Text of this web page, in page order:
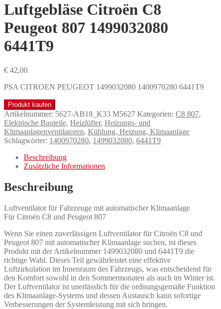
Luftgebläse Citroën C8
Peugeot 807 1499032080
6441T9
€ 42,00
PSA CITROEN PEUGEOT 1499032080 1400970280 6441T9
Produkt kaufen
Artikelnummer: 5627-AB18_K33 M5627 Kategorien: C8 807,
Elektrische Bauteile, Heizlüfter, Heizungs- und
Klimaanlagenventilatoren, Kühlung, Heizung, Klimaanlage
Schlagwörter: 1400970280, 1499032080, 6441T9
Beschreibung
Zusätzliche Informationen
Beschreibung
Luftventilator für Fahrzeuge mit automatischer Klimaanlage
Für Citroën C8 und Peugeot 807
Wenn Sie einen zuverlässigen Luftventilator für Citroën C8 und
Peugeot 807 mit automatischer Klimaanlage suchen, ist dieses
Produkt mit der Artikelnummer 1499032080 und 6441T9 die
richtige Wahl. Dieses Teil gewährleistet eine effektive
Luftzirkulation im Innenraum des Fahrzeugs, was entscheidend für
den Komfort sowohl in den Sommermonaten als auch im Winter ist.
Der Luftventilator ist unerlässlich für die ordnungsgemäße Funktion
des Klimaanlage-Systems und dessen Austausch kann sofortige
Verbesserungen der Systemleistung mit sich bringen.